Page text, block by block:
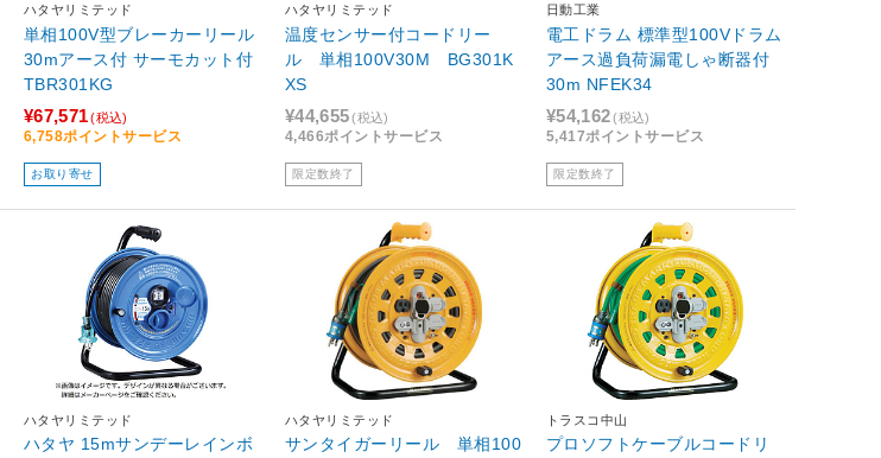
ハタヤリミテッド
単相100V型ブレーカーリール
30mアース付 サーモカット付
TBR301KG
¥67,571(税込)
6,758ポイントサービス
お取り寄せ
ハタヤリミテッド
温度センサー付コードリー
ル 単相100V30M BG301K
XS
¥44,655(税込)
4,466ポイントサービス
限定数終了
日動工業
電工ドラム 標準型100Vドラム
アース過負荷漏電しゃ断器付
30m NFEK34
¥54,162(税込)
5,417ポイントサービス
限定数終了
ハタヤリミテッド
ハタヤ 15mサンデーレインボ
ハタヤリミテッド
サンタイガーリール 単相100
トラスコ中山
プロソフトケーブルコードリ